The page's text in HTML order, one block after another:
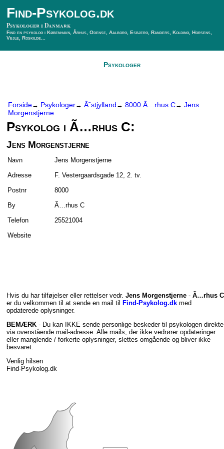
Find-Psykolog.dk
Psykologer i Danmark
Find en psykolog i København, Århus, Odense, Aalborg, Esbjerg, Randers, Kolding, Horsens,
Vejle, Roskilde...
Psykologer
Forside→ Psykologer→ Ã˜stjylland → 8000 Ã…rhus C→ Jens
Morgenstjerne
Psykolog i Ã…rhus C:
Jens Morgenstjerne
Navn
Jens Morgenstjerne
Adresse
F. Vestergaardsgade 12, 2. tv.
Postnr
8000
By
Ã…rhus C
Telefon
25521004
Website
Hvis du har tilføjelser eller rettelser vedr. Jens Morgenstjerne - Ã…rhus C
er du velkommen til at sende en mail til
Find-Psykolog.dk med
opdaterede oplysninger.
BEMÆRK - Du kan IKKE sende personlige beskeder til psykologen direkte
via ovenstående mail-adresse. Alle mails, der ikke vedrører opdateringer
eller manglende / forkerte oplysninger, slettes omgående og bliver ikke
besvaret.
Venlig hilsen
Find-Psykolog.dk